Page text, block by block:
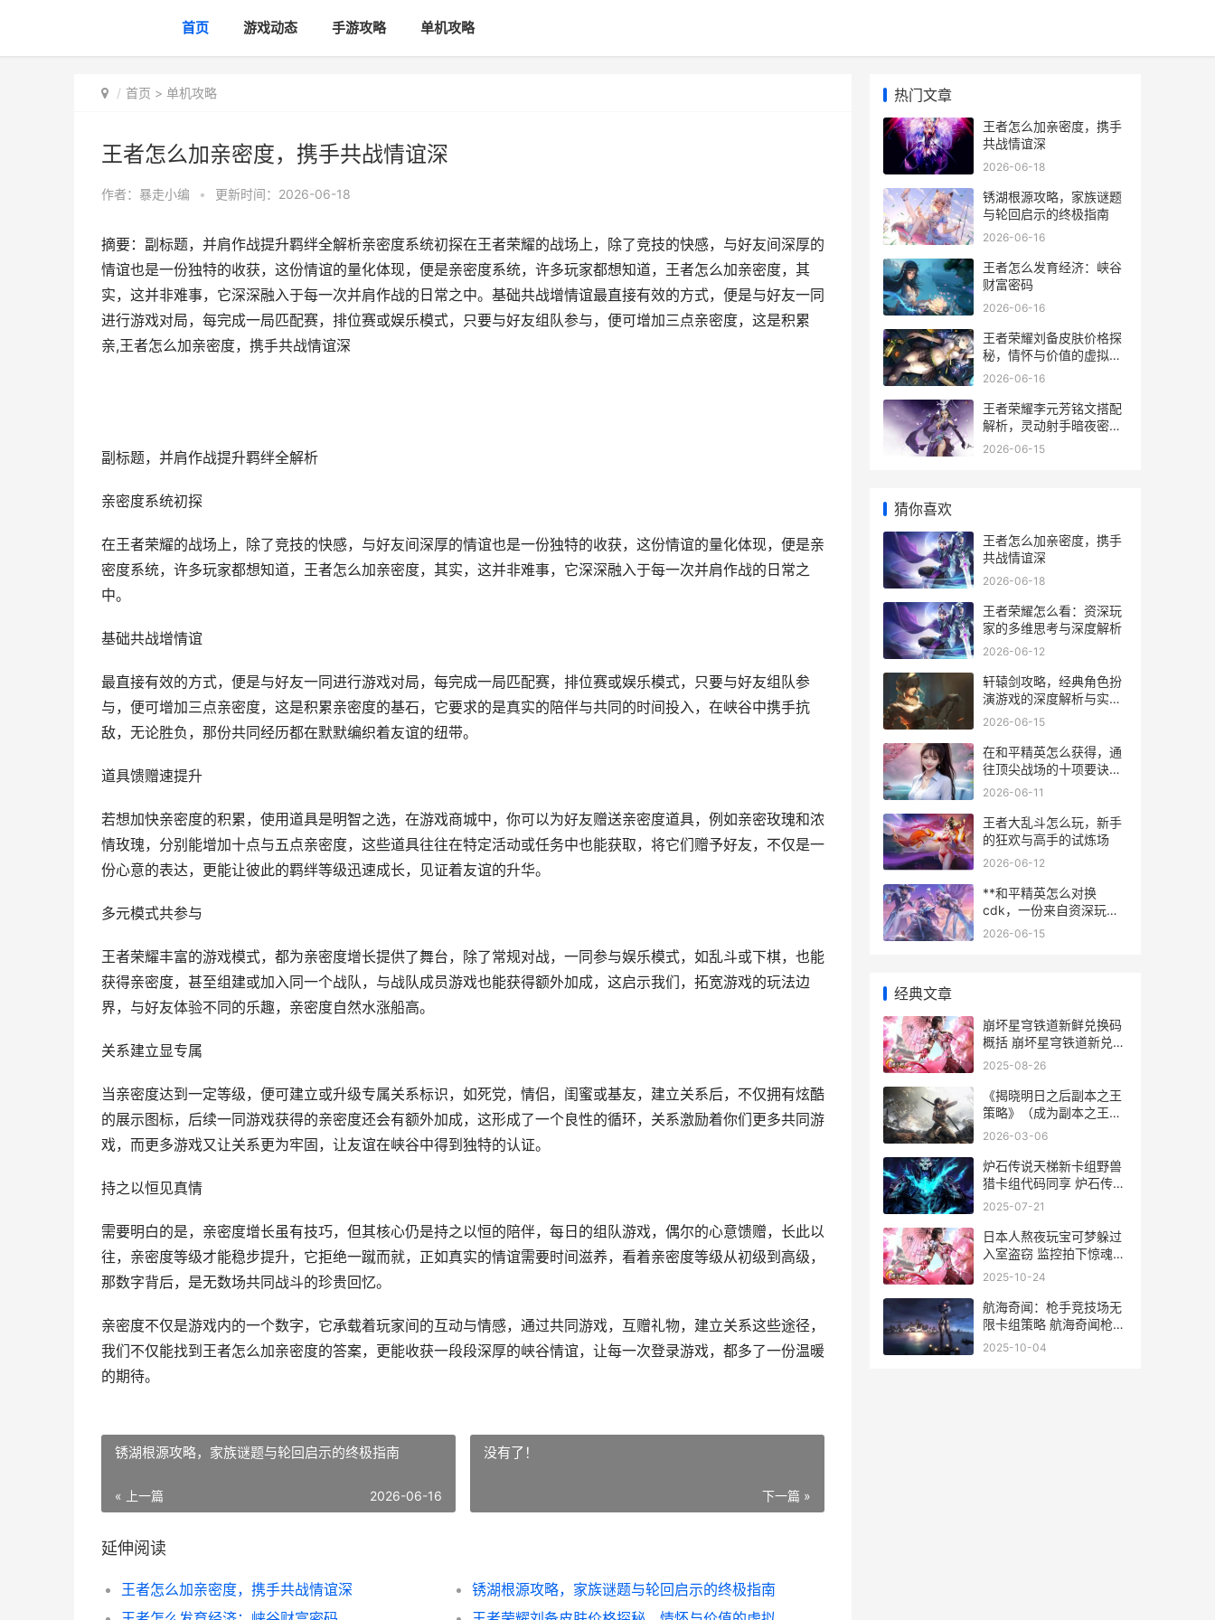
首页 游戏动态 手游攻略 单机攻略
首页 > 单机攻略
王者怎么加亲密度，携手共战情谊深
作者： 暴走小编 • 更新时间：2026-06-18
摘要：副标题，并肩作战提升羁绊全解析亲密度系统初探在王者荣耀的战场上，除了竞技的快感，与好友间深厚的
情谊也是一份独特的收获，这份情谊的量化体现，便是亲密度系统，许多玩家都想知道，王者怎么加亲密度，其
实，这并非难事，它深深融入于每一次并肩作战的日常之中。基础共战增情谊最直接有效的方式，便是与好友一同
进行游戏对局，每完成一局匹配赛，排位赛或娱乐模式，只要与好友组队参与，便可增加三点亲密度，这是积累
亲,王者怎么加亲密度，携手共战情谊深
副标题，并肩作战提升羁绊全解析
亲密度系统初探
在王者荣耀的战场上，除了竞技的快感，与好友间深厚的情谊也是一份独特的收获，这份情谊的量化体现，便是亲
密度系统，许多玩家都想知道，王者怎么加亲密度，其实，这并非难事，它深深融入于每一次并肩作战的日常之
中。
基础共战增情谊
最直接有效的方式，便是与好友一同进行游戏对局，每完成一局匹配赛，排位赛或娱乐模式，只要与好友组队参
与，便可增加三点亲密度，这是积累亲密度的基石，它要求的是真实的陪伴与共同的时间投入，在峡谷中携手抗
敌，无论胜负，那份共同经历都在默默编织着友谊的纽带。
道具馈赠速提升
若想加快亲密度的积累，使用道具是明智之选，在游戏商城中，你可以为好友赠送亲密度道具，例如亲密玫瑰和浓
情玫瑰，分别能增加十点与五点亲密度，这些道具往往在特定活动或任务中也能获取，将它们赠予好友，不仅是一
份心意的表达，更能让彼此的羁绊等级迅速成长，见证着友谊的升华。
多元模式共参与
王者荣耀丰富的游戏模式，都为亲密度增长提供了舞台，除了常规对战，一同参与娱乐模式，如乱斗或下棋，也能
获得亲密度，甚至组建或加入同一个战队，与战队成员游戏也能获得额外加成，这启示我们，拓宽游戏的玩法边
界，与好友体验不同的乐趣，亲密度自然水涨船高。
关系建立显专属
当亲密度达到一定等级，便可建立或升级专属关系标识，如死党，情侣，闺蜜或基友，建立关系后，不仅拥有炫酷
的展示图标，后续一同游戏获得的亲密度还会有额外加成，这形成了一个良性的循环，关系激励着你们更多共同游
戏，而更多游戏又让关系更为牢固，让友谊在峡谷中得到独特的认证。
持之以恒见真情
需要明白的是，亲密度增长虽有技巧，但其核心仍是持之以恒的陪伴，每日的组队游戏，偶尔的心意馈赠，长此以
往，亲密度等级才能稳步提升，它拒绝一蹴而就，正如真实的情谊需要时间滋养，看着亲密度等级从初级到高级，
那数字背后，是无数场共同战斗的珍贵回忆。
亲密度不仅是游戏内的一个数字，它承载着玩家间的互动与情感，通过共同游戏，互赠礼物，建立关系这些途径，
我们不仅能找到王者怎么加亲密度的答案，更能收获一段段深厚的峡谷情谊，让每一次登录游戏，都多了一份温暖
的期待。
锈湖根源攻略，家族谜题与轮回启示的终极指南
« 上一篇 2026-06-16
没有了！
下一篇 »
延伸阅读
王者怎么加亲密度，携手共战情谊深
锈湖根源攻略，家族谜题与轮回启示的终极指南
热门文章
王者怎么加亲密度，携手
共战情谊深
2026-06-18
锈湖根源攻略，家族谜题
与轮回启示的终极指南
2026-06-16
王者怎么发育经济：峡谷
财富密码
2026-06-16
王者荣耀刘备皮肤价格探
秘，情怀与价值的虚拟天
平
2026-06-16
王者荣耀李元芳铭文搭配
解析，灵动射手暗夜密探
的致胜之道
2026-06-15
猜你喜欢
王者怎么加亲密度，携手
共战情谊深
2026-06-18
王者荣耀怎么看：资深玩
家的多维思考与深度解析
2026-06-12
轩辕剑攻略，经典角色扮
演游戏的深度解析与实战
指南，副标题，资深玩家
理
2026-06-15
在和平精英怎么获得，通
往顶尖战场的十项要诀，
副标题超越生存的艺术进
2026-06-11
王者大乱斗怎么玩，新手
的狂欢与高手的试炼场
2026-06-12
**和平精英怎么对换
cdk，一份来自资深玩家
的实用指南，副标题，全
2026-06-15
经典文章
崩坏星穹铁道新鲜兑换码
概括 崩坏星穹铁道新兑换
码
2025-08-26
《揭晓明日之后副本之王
策略》（成为副本之王，
踏上胜利之路！） 明日之
2026-03-06
炉石传说天梯新卡组野兽
猎卡组代码同享 炉石传说
天梯新卡组
2025-07-21
日本人熬夜玩宝可梦躲过
入室盗窃 监控拍下惊魂一
刻 日本人喜欢熬夜是真的
2025-10-24
航海奇闻：枪手竞技场无
限卡组策略 航海奇闻枪手
遗物
2025-10-04